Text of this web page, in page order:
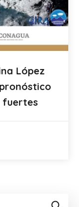
López
fuertes